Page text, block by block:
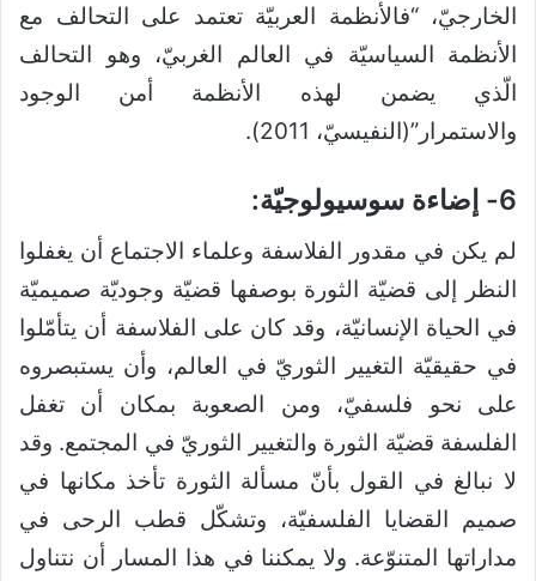
الخارجيّ، “فالأنظمة العربيّة تعتمد على التحالف مع
الأنظمة السياسيّة في العالم الغربيّ، وهو التحالف
الّذي يضمن لهذه الأنظمة أمن الوجود
والاستمرار”(النفيسيّ، 2011).
6- إضاءة سوسيولوجيّة:
لم يكن في مقدور الفلاسفة وعلماء الاجتماع أن يغفلوا
النظر إلى قضيّة الثورة بوصفها قضيّة وجوديّة صميميّة
في الحياة الإنسانيّة، وقد كان على الفلاسفة أن يتأمّلوا
في حقيقيّة التغيير الثوريّ في العالم، وأن يستبصروه
على نحو فلسفيّ، ومن الصعوبة بمكان أن تغفل
الفلسفة قضيّة الثورة والتغيير الثوريّ في المجتمع. وقد
لا نبالغ في القول بأنّ مسألة الثورة تأخذ مكانها في
صميم القضايا الفلسفيّة، وتشكّل قطب الرحى في
مداراتها المتنوّعة. ولا يمكننا في هذا المسار أن نتناول